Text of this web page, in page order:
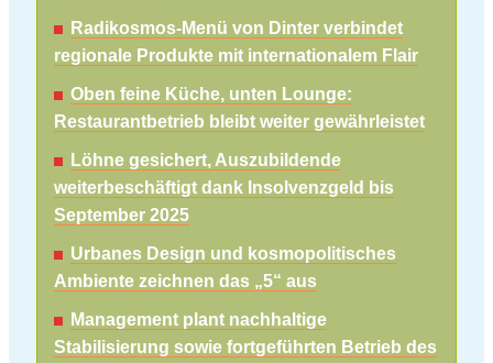
Radikosmos-Menü von Dinter verbindet
regionale Produkte mit internationalem Flair
Oben feine Küche, unten Lounge:
Restaurantbetrieb bleibt weiter gewährleistet
Löhne gesichert, Auszubildende
weiterbeschäftigt dank Insolvenzgeld bis
September 2025
Urbanes Design und kosmopolitisches
Ambiente zeichnen das „5“ aus
Management plant nachhaltige
Stabilisierung sowie fortgeführten Betrieb des